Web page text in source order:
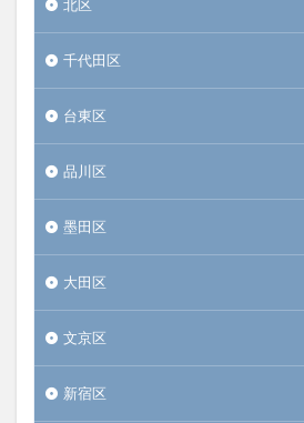
北区
千代田区
台東区
品川区
墨田区
大田区
文京区
新宿区